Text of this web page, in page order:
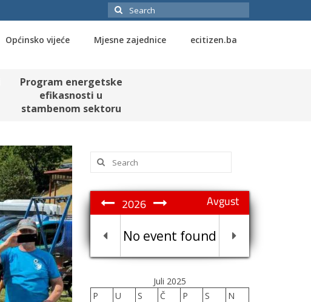
Search
for:
Općinsko vijeće Mjesne zajednice ecitizen.ba
Program energetske
efikasnosti u
stambenom sektoru
Search
for:
Avgust
2026
No event found
Juli 2025
P
U S Č P S
N